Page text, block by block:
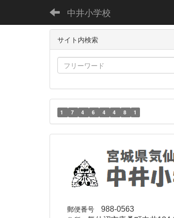
中井小学校
サイト内検索
1 7 4 6 4 4 8 1
郵便番号 988-0563